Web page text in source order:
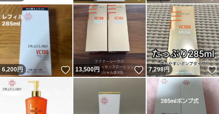
6,200円 いいね！
13,500円 いいね！
7,298円